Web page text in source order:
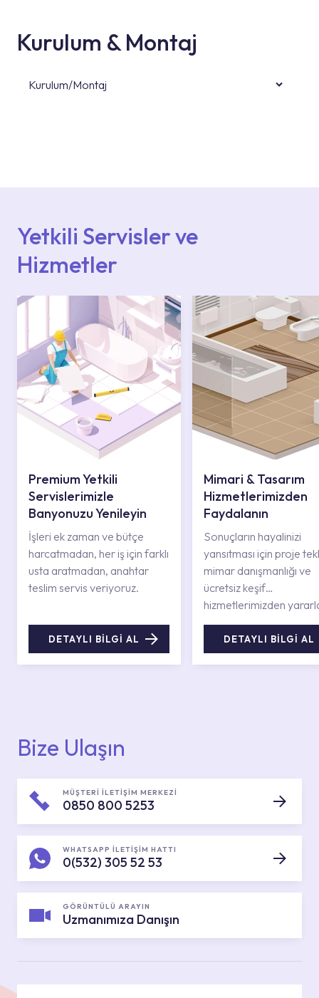
Kurulum & Montaj
Kurulum/Montaj
Yetkili Servisler ve
Hizmetler
Premium Yetkili
Servislerimizle
Banyonuzu Yenileyin
İşleri ek zaman ve bütçe
harcatmadan, her iş için farklı
usta aratmadan, anahtar
teslim servis veriyoruz.
DETAYLI BİLGİ AL
Mimari & Tasarım
Hizmetlerimizden
Faydalanın
Sonuçların hayalinizi
yansıtması için proje
mimar danışmanlığı ve
ücretsiz keşif
hizmetlerimizden
DETAYLI BİLGİ AL
Bize Ulaşın
MÜŞTERİ İLETİŞİM MERKEZİ
0850 800 5253
WHATSAPP İLETİŞİM HATTI
0(532) 305 52 53
GÖRÜNTÜLÜ ARAYIN
Uzmanımıza Danışın